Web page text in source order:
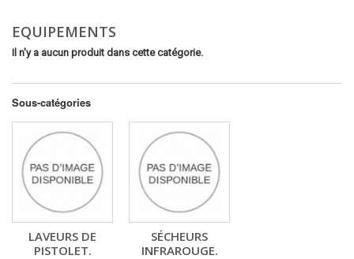
EQUIPEMENTS
Il n'y a aucun produit dans cette catégorie.
Sous-catégories
LAVEURS DE
PISTOLET.
SÉCHEURS
INFRAROUGE.